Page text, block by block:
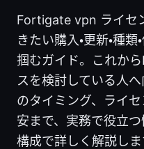
Fortigate vpn ライセ
きたい購入・更新・種
掴むガイド。これか
スを検討している人
のタイミング、ライ
安まで、実務で役立
構成で詳しく解説しま